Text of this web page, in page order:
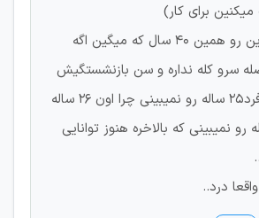
برای کار)
و اینکه چه گیر دادین رو همین 40 سال که میگین اگه
سرو کله نداره و سن بازنشستگیش
میره بالا.. چرا اون فرد25 ساله رو نمیبینی چرا اون 26 ساله
تاااا 30 ساله رو نمیبینی که بالاخره هنوز توانایی
درد..